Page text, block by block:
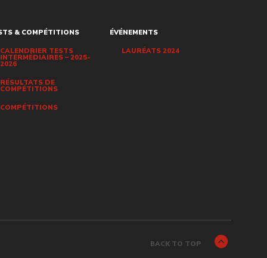
& COMPÉTITIONS
CALENDRIER TESTS
INTERMÉDIAIRES – 2025-
2026
RÉSULTATS DE
COMPÉTITIONS
COMPÉTITIONS
ÉVÉNEMENTS
LAURÉATS 2024
BACK TO TOP